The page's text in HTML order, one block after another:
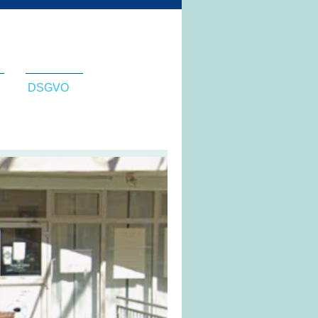
DSGVO